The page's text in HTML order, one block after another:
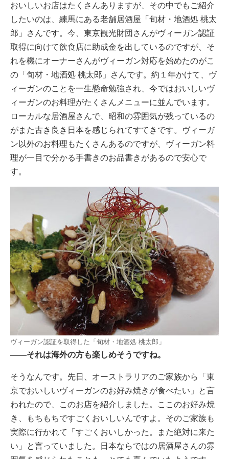
おいしいお店はたくさんありますが、その中でもご紹介
したいのは、練馬にある老舗居酒屋「旬材・地酒処 桃太
郎」さんです。今、東京観光財団さんがヴィーガン認証
取得に向けて飲食店に助成金を出しているのですが、そ
れを機にオーナーさんがヴィーガン対応を始めたのがこ
の「旬材・地酒処 桃太郎」さんです。約１年かけて、ヴ
ィーガンのことを一生懸命勉強され、今ではおいしいヴ
ィーガンのお料理がたくさんメニューに並んでいます。
ローカルな居酒屋さんで、昭和の雰囲気が残っているの
がまた古き良き日本を感じられてすてきです。ヴィーガ
ン以外のお料理もたくさんあるのですが、ヴィーガン料
理が一目で分かる手書きのお品書きがあるので安心で
す。
ヴィーガン認証を取得した「旬材・地酒処 桃太郎」
――それは海外の方も楽しめそうですね。
そうなんです。先日、オーストラリアのご家族から「東
京でおいしいヴィーガンのお好み焼きが食べたい」と言
われたので、このお店を紹介しました。ここのお好み焼
き、もちもちですごくおいしいんですよ。そのご家族も
実際に行かれて「すごくおいしかった。また絶対に来た
い」と言っていました。日本ならではの居酒屋さんの雰